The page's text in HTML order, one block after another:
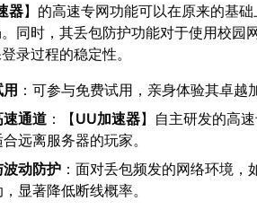
器】的高速专网功能可以在原来的基
同时，其丢包防护功能对于使用校园
录过程的稳定性。
：可参与免费试用，亲身体验其卓越
通道 ：【UU加速器】自主研发的高
远离服务器的玩家。
动防护 ：面对丢包频发的网络环境，
显著降低断线概率。